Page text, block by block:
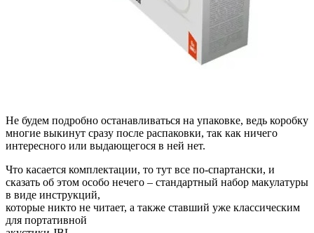
Не будем подробно останавливаться на упаковке, ведь коробку
многие выкинут сразу после распаковки, так как ничего
интересного или выдающегося в ней нет.
Что касается комплектации, то тут все по-спартански, и
сказать об этом особо нечего – стандартный набор макулатуры
в виде инструкций,
которые никто не читает, а также ставший уже классическим
для портативной